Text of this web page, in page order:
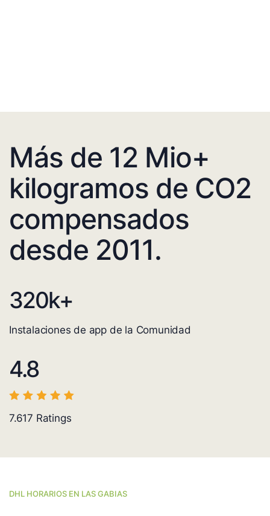
Más de 12 Mio+
kilogramos de CO2
compensados
desde 2011.
320k+
Instalaciones de app de la Comunidad
4.8
7.617 Ratings
DHL HORARIOS EN LAS GABIAS